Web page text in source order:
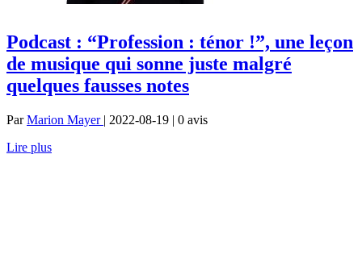
Podcast : “Profession : ténor !”, une leçon
de musique qui sonne juste malgré
quelques fausses notes
ParMarion Mayer | 2022-08-19 | 0 avis
Lire plus